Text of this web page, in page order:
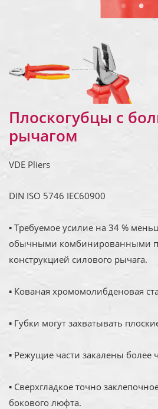
Плоскогубцы с
рычагом
VDE Pliers
DIN ISO 5746 IEC60900
▪ Требуемое усилие на 34 %
обычными комбинированными
конструкцией силового рычага.
▪ Кованая хромомолибденовая
▪ Губки могут захватывать
▪ Режущие части закалены более
▪ Сверхгладкое точно
бокового люфта.